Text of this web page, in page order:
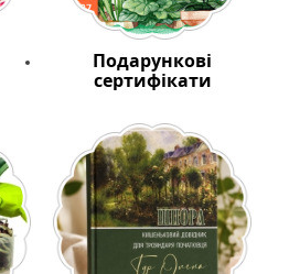
Подарункові
сертифікати